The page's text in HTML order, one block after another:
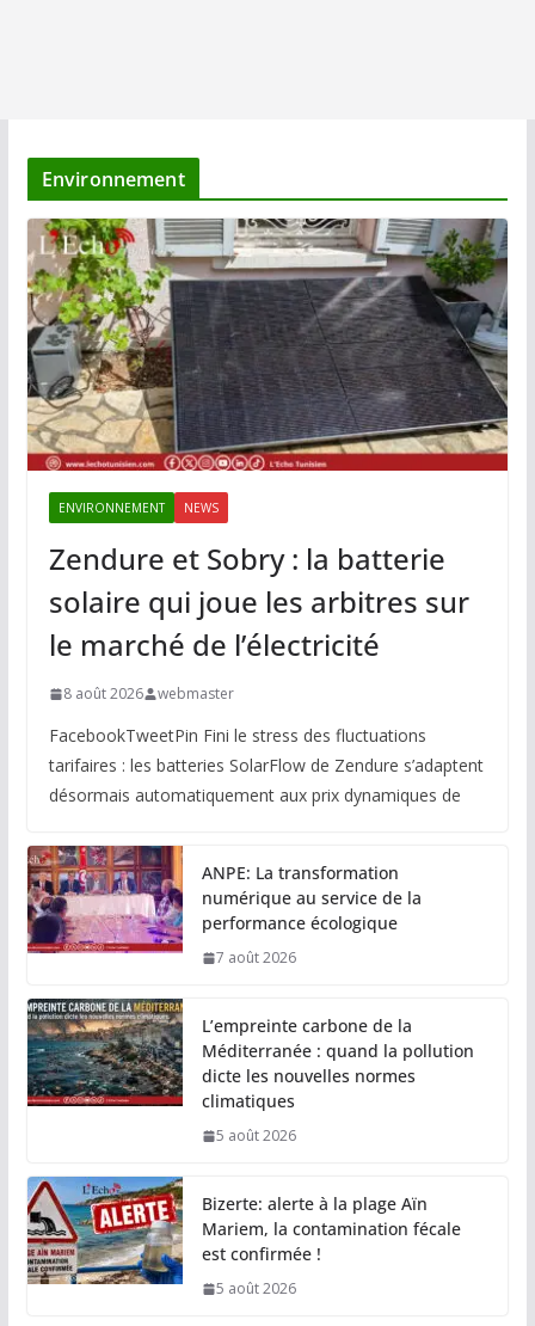
Environnement
ENVIRONNEMENT NEWS
Zendure et Sobry : la batterie
solaire qui joue les arbitres sur
le marché de l’électricité
8 août 2026 webmaster
FacebookTweetPin Fini le stress des fluctuations
tarifaires : les batteries SolarFlow de Zendure s’adaptent
désormais automatiquement aux prix dynamiques de
ANPE: La transformation
numérique au service de la
performance écologique
7 août 2026
L’empreinte carbone de la
Méditerranée : quand la pollution
dicte les nouvelles normes
climatiques
5 août 2026
Bizerte: alerte à la plage Aïn
Mariem, la contamination fécale
est confirmée !
5 août 2026